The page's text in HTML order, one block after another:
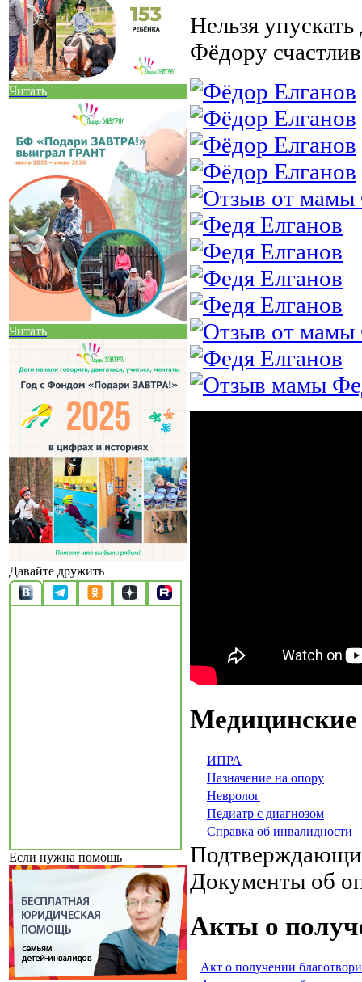
Читать
Читать
Давайте дружить
Если нужна помощь
Нельзя
Фёдору
ИПРА
Назначение на опору
Невролог
Педиатр с диагнозом
Справка об инвалидности
Документы об
Акты о
Акт о получении